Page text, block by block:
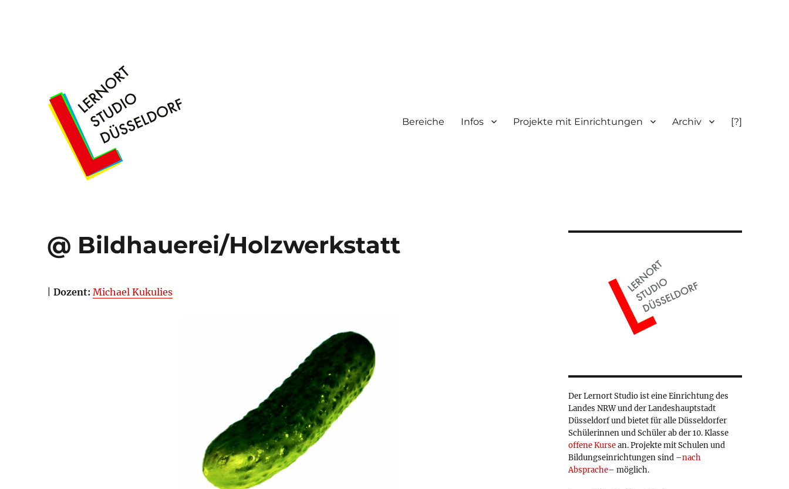
Bereiche Infos Projekte mit Einrichtungen Archiv [?]
@ Bildhauerei/Holzwerkstatt
|Dozent:Michael Kukulies
Der Lernort Studio ist eine Einrichtung des
Landes NRW und der Landeshauptstadt
Düsseldorf und bietet für alle Düsseldorfer
Schülerinnen und Schüler ab der 10. Klasse
offene Kursean. Projekte mit Schulen und
Bildungseinrichtungen sind –nach
Absprache– möglich.